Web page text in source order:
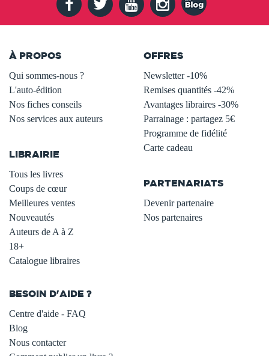
À PROPOS
Qui sommes-nous ?
L'auto-édition
Nos fiches conseils
Nos services aux auteurs
LIBRAIRIE
Tous les livres
Coups de cœur
Meilleures ventes
Nouveautés
Auteurs de A à Z
18+
Catalogue libraires
OFFRES
Newsletter -10%
Remises quantités -42%
Avantages libraires -30%
Parrainage : partagez 5€
Programme de fidélité
Carte cadeau
PARTENARIATS
Devenir partenaire
Nos partenaires
BESOIN D'AIDE ?
Centre d'aide - FAQ
Blog
Nous contacter